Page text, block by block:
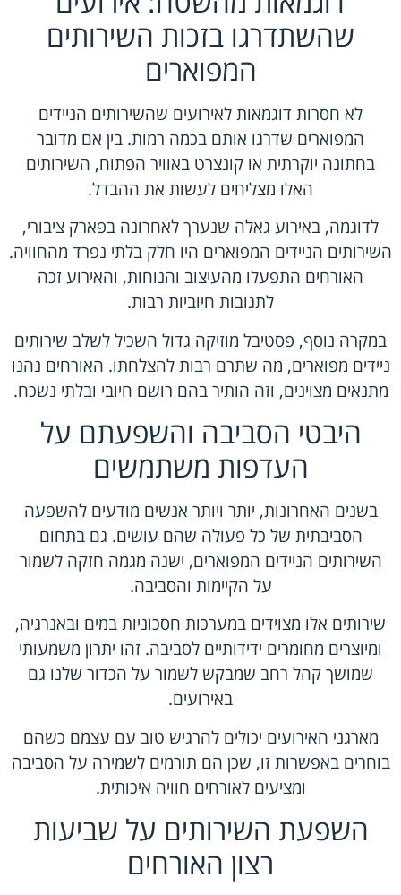
שהשתדרגו בזכות השירותים
המפוארים
לא חסרות דוגמאות לאירועים שהשירותים הניידים
המפוארים שדרגו אותם בכמה רמות. בין אם מדובר
בחתונה יוקרתית או קונצרט באוויר הפתוח, השירותים
האלו מצליחים לעשות את ההבדל.
לדוגמה, באירוע גאלה שנערך לאחרונה בפארק ציבורי,
השירותים הניידים המפוארים היו חלק בלתי נפרד מהחוויה.
האורחים התפעלו מהעיצוב והנוחות, והאירוע זכה
לתגובות חיוביות רבות.
במקרה נוסף, פסטיבל מוזיקה גדול השכיל לשלב שירותים
ניידים מפוארים, מה שתרם רבות להצלחתו. האורחים נהנו
מתנאים מצוינים, וזה הותיר בהם רושם חיובי ובלתי נשכח.
היבטי הסביבה והשפעתם על
העדפות משתמשים
בשנים האחרונות, יותר ויותר אנשים מודעים להשפעה
הסביבתית של כל פעולה שהם עושים. גם בתחום
השירותים הניידים המפוארים, ישנה מגמה חזקה לשמור
על הקיימות והסביבה.
שירותים אלו מצוידים במערכות חסכוניות במים ובאנרגיה,
ומיוצרים מחומרים ידידותיים לסביבה. זהו יתרון משמעותי
שמושך קהל רחב שמבקש לשמור על הכדור שלנו גם
באירועים.
מארגני האירועים יכולים להרגיש טוב עם עצמם כשהם
בוחרים באפשרות זו, שכן הם תורמים לשמירה על הסביבה
ומציעים לאורחים חוויה איכותית.
השפעת השירותים על שביעות
רצון האורחים